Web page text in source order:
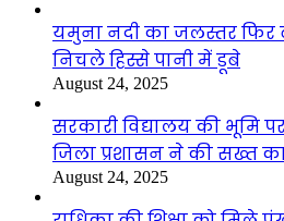
यमुना नदी का जलस्तर फिर
निचले हिस्से पानी में डूबे
August 24, 2025
सरकारी विद्यालय की भूमि
जिला प्रशासन ने की सख्त
August 24, 2025